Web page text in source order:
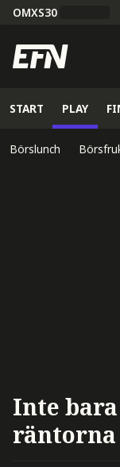
OMXS30
START PLAY
Börslunch
Inte
räntorna